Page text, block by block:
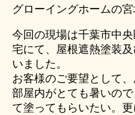
グローイングホームの宮
今回の現場は千葉市中
宅にて、屋根遮熱塗装
いました。
お客様のご要望として
部屋内がとても暑いの
て塗ってもらいたい。